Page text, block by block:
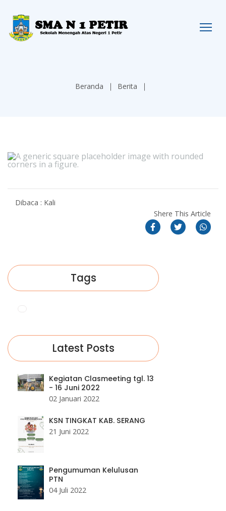
Beranda Berita
Dibaca : Kali
Shere This Article
Tags
Latest Posts
Kegiatan Clasmeeting tgl. 13
- 16 Juni 2022
02 Januari 2022
KSN TINGKAT KAB. SERANG
21 Juni 2022
Pengumuman Kelulusan
PTN
04 Juli 2022